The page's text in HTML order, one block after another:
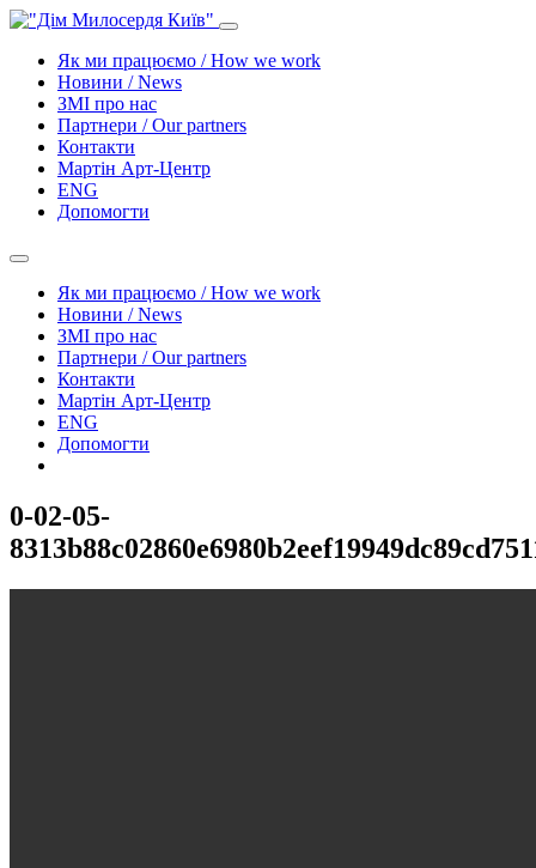
Як ми працюємо / How we work
Новини / News
ЗМІ про нас
Партнери / Our partners
Контакти
Mартін Арт-Центр
ENG
Допомогти
Як ми працюємо / How we work
Новини / News
ЗМІ про нас
Партнери / Our partners
Контакти
Mартін Арт-Центр
ENG
Допомогти
0-02-05-